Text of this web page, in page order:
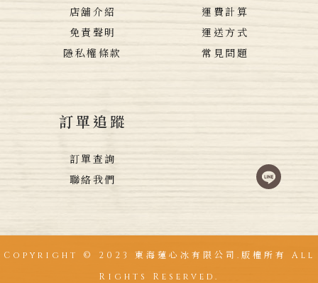
店舖介紹
免責聲明
隱私權條款
運費計算
運送方式
常見問題
訂單追蹤
訂單查詢
聯絡我們
Copyright © 2023 東海蓮心冰有限公司.版權所有 All
Rights Reserved.